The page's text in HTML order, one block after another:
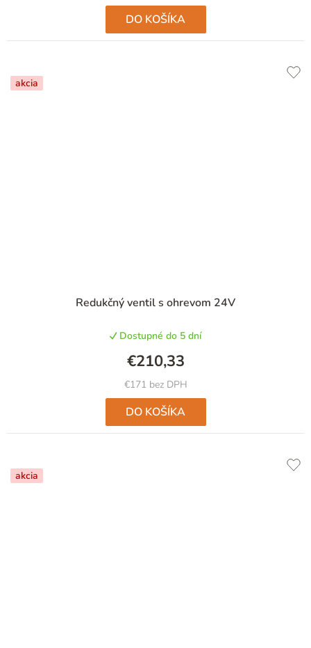
DO KOŠÍKA
akcia
Redukčný ventil s ohrevom 24V
Dostupné do 5 dní
€171 bez DPH
€210,33
DO KOŠÍKA
akcia